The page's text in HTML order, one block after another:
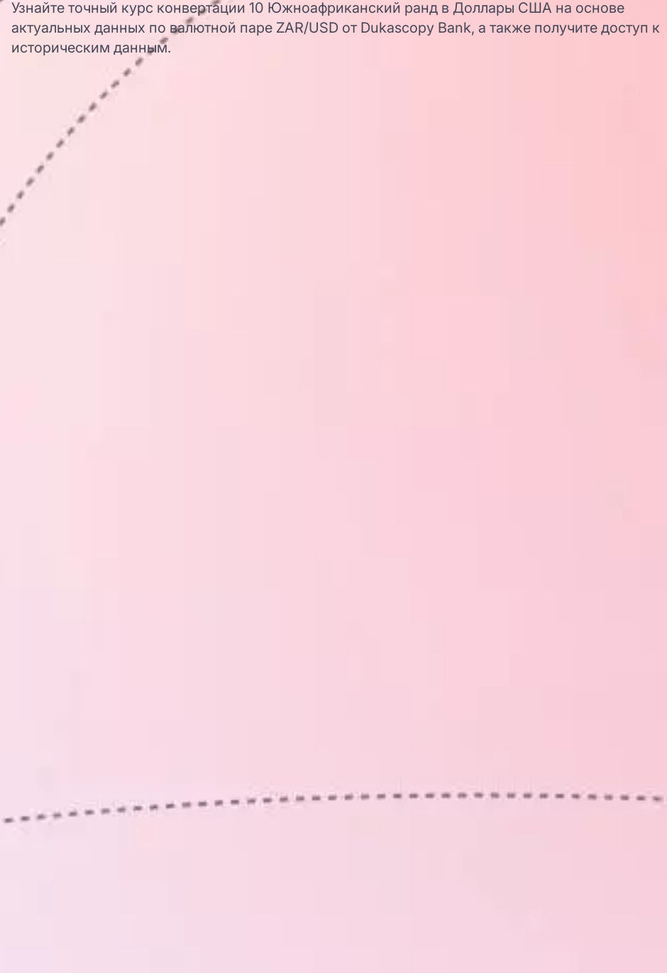
Узнайте точный курс конвертации 10 Южноафриканский ранд в Доллары США на основе
актуальных данных по валютной паре ZAR/USD от Dukascopy Bank, а также получите доступ к
историческим данным.